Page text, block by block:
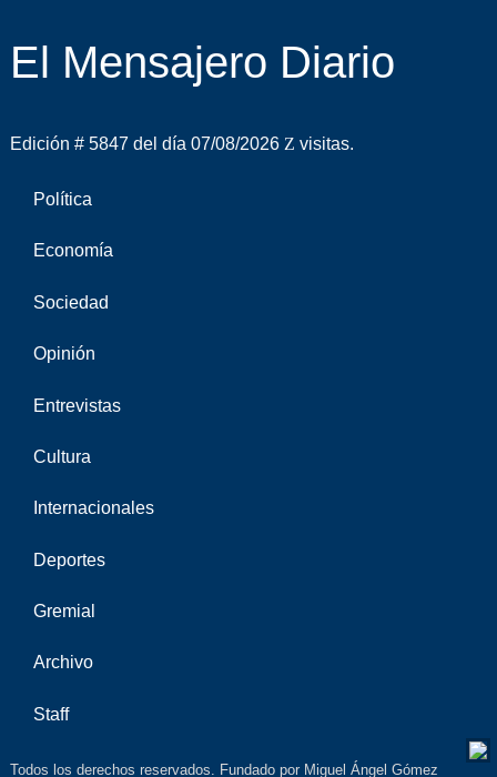
El Mensajero Diario
Edición # 5847 del día 07/08/2026 visitas.
Política
Economía
Sociedad
Opinión
Entrevistas
Cultura
Internacionales
Deportes
Gremial
Archivo
Staff
Todos los derechos reservados. Fundado por Miguel Ángel Gómez